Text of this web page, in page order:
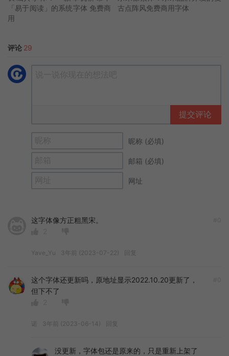
「易于阅读」的系统字体 免费商
用
古点阵风免费商用字体
评论 29
提交评论
昵称 (必填)
邮箱 (必填)
网址
这字体像方正粗黑宋。
Yave_Yu 3年前 (2023-07-22) 回复
这个字体还更新吗，原地址显示2022.10.20更新了，
但下不了
诺 3年前 (2023-06-14) 回复
没更新，字体包还是原来的，只是重新上架了